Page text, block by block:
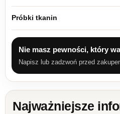
Próbki tkanin
Nie masz pewności, który
Napisz lub zadzwoń przed
Najważniejsze